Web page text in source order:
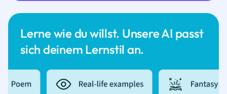
Lerne wie du willst. Unsere AI passt
sich deinem Lernstil an.